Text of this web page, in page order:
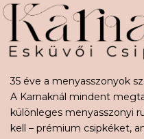
35 éve a menyasszonyok
A Karnaknál mindent
különleges menyasszonyi
kell – prémium csipkéket,